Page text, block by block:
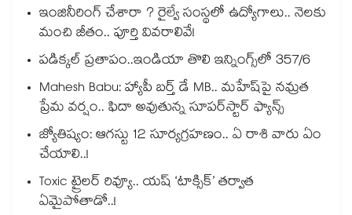
ఇంజినీరింగ్ చేశారా ? రైల్వే సంస్థలో ఉద్యోగాలు.. నెలకు
మంచి జీతం.. పూర్తి వివరాలివే!
పడిక్కల్‌‌ ప్రతాపం..ఇండియా తొలి ఇన్నింగ్స్‌‌లో 357/6
Mahesh Babu: హ్యాపీ బర్త్ డే MB.. మహేష్‌పై నమ్రత
ప్రేమ వర్షం.. ఫిదా అవుతున్న సూపర్‌స్టార్ ఫ్యాన్స్
జ్యోతిష్యం: ఆగస్టు 12 సూర్యగ్రహణం.. ఏ రాశి వారు ఏం
చేయాలి..!
Toxic ట్రైలర్ రివ్యూ.. యష్ ‘టాక్సిక్’ తర్వాత
ఏమైపోతాడో..!